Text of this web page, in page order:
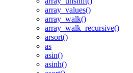
array_values()
array_walk()
array_walk_recursive()
arsort()
as
asin()
asinh()